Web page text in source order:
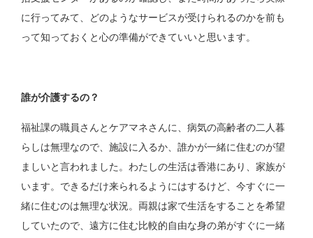
に行ってみて、どのようなサービスが受けられるのかを前も
って知っておくと心の準備ができていいと思います。
誰が介護するの？
福祉課の職員さんとケアマネさんに、病気の高齢者の二人暮
らしは無理なので、施設に入るか、誰かが一緒に住むのが望
ましいと言われました。わたしの生活は香港にあり、家族が
います。できるだけ来られるようにはするけど、今すぐに一
緒に住むのは無理な状況。両親は家で生活をすることを希望
していたので、遠方に住む比較的自由な身の弟がすぐに一緒